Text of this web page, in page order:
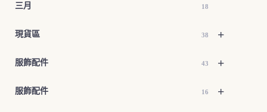
三月 18
+
現貨區 38
+
服飾配件 43
+
服飾配件 16